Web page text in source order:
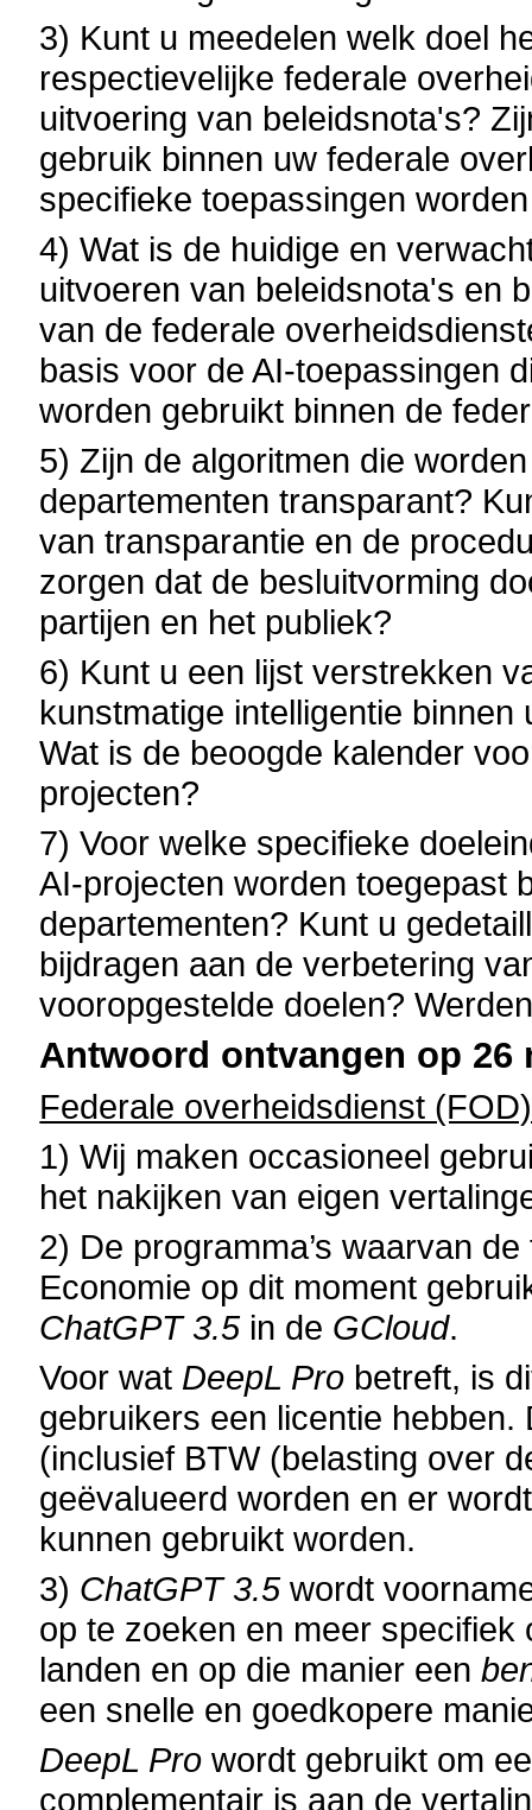
3) Kunt u meedelen welk doel
respectievelijke federale
uitvoering van beleidsnota's?
gebruik binnen uw federale
specifieke toepassingen
4) Wat is de huidige en
uitvoeren van beleidsnota's en
van de federale
basis voor de AI-toepassingen
worden gebruikt binnen de
5) Zijn de algoritmen die
departementen transparant?
van transparantie en de
zorgen dat de besluitvorming
partijen en het publiek?
6) Kunt u een lijst verstrekken
kunstmatige intelligentie
Wat is de beoogde kalender
projecten?
7) Voor welke specifieke
AI-projecten worden toegepast
departementen? Kunt u
bijdragen aan de verbetering
vooropgestelde doelen?
Antwoord ontvangen op 26
Federale overheidsdienst
1) Wij maken occasioneel
het nakijken van eigen
2) De programma’s waarvan
Economie op dit moment
ChatGPT 3.5in de GCloud.
Voor wat DeepL Pro betreft, is
gebruikers een licentie
(inclusief BTW (belasting over
geëvalueerd worden en er
kunnen gebruikt worden.
3) ChatGPT 3.5wordt
op te zoeken en meer
landen en op die manier een
een snelle en goedkopere
DeepL Pro wordt gebruikt om
complementair is aan de